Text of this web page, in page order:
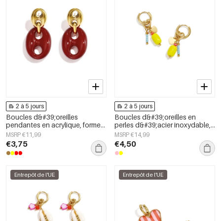
2 à 5 jours
Boucles d&#39;oreilles
pendantes en acrylique, forme
géométrique, collection simple
et décontractée pour femmes
MSRP €11,99
€3,75
2 à 5 jours
Boucles d&#39;oreilles en
perles d&#39;acier inoxydable,
forme elliptique, collection
simple et mignonne pour le
quotidien, bijoux pour femmes
MSRP €14,99
€4,50
Entrepôt de l'UE Entrepôt de l'UE